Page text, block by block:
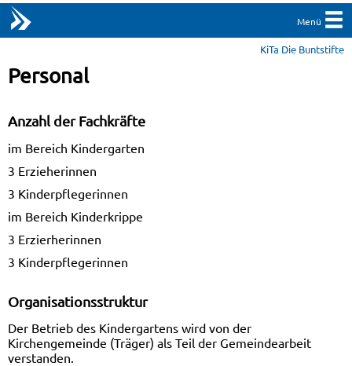
Menü
KiTa Die Buntstifte
Personal
Anzahl der Fachkräfte
im Bereich Kindergarten
3 Erzieherinnen
3 Kinderpflegerinnen
im Bereich Kinderkrippe
3 Erzierherinnen
3 Kinderpflegerinnen
Organisationsstruktur
Der Betrieb des Kindergartens wird von der
Kirchengemeinde (Träger) als Teil der Gemeindearbeit
verstanden.